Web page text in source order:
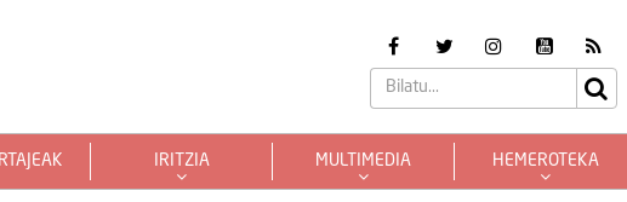
IRITZIA MULTIMEDIA HEMEROTEKA